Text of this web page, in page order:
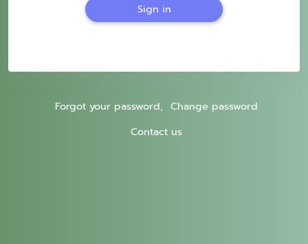
Sign in
Forgot your password, Change password
Contact us